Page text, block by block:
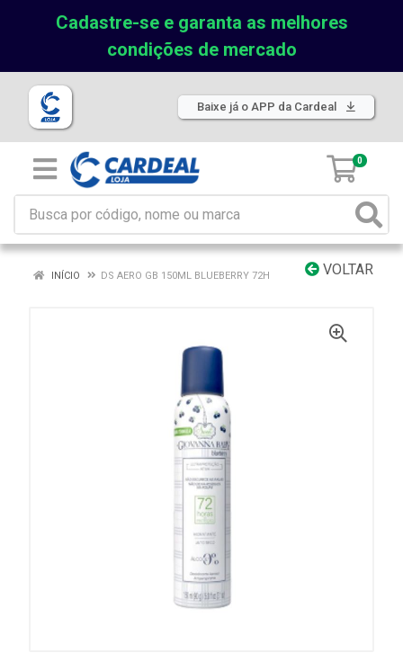
Cadastre-se e garanta as melhores
condições de mercado
Baixe já o APP da Cardeal
0
VOLTAR
INÍCIO DS AERO GB 150ML BLUEBERRY 72H